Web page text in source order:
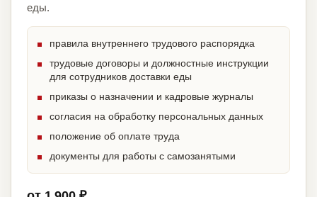
еды.
правила внутреннего трудового распорядка
трудовые договоры и должностные инструкции
для сотрудников доставки еды
приказы о назначении и кадровые журналы
согласия на обработку персональных данных
положение об оплате труда
документы для работы с самозанятыми